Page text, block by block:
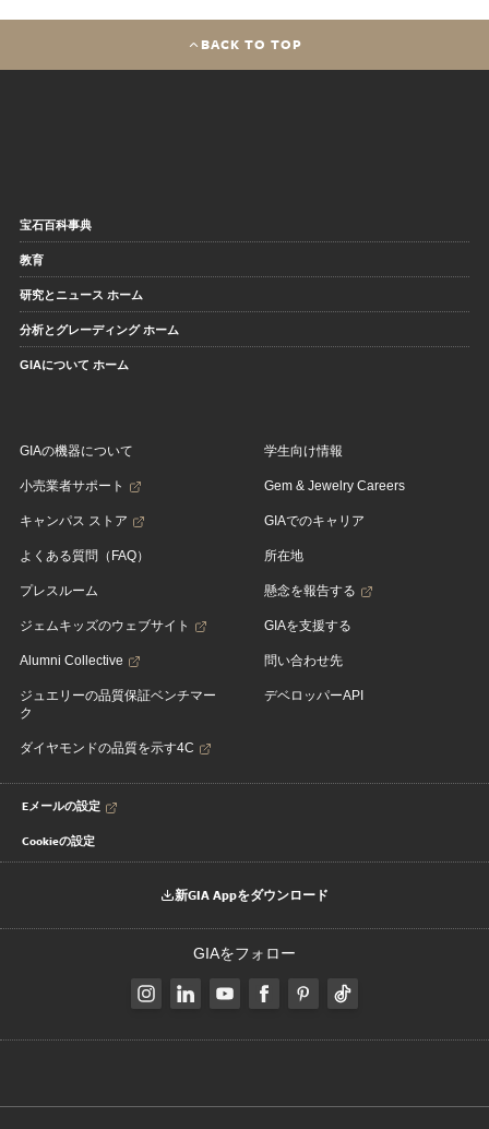
BACK TO TOP
宝石百科事典
教育
研究とニュース ホーム
分析とグレーディング ホーム
GIAについて ホーム
GIAの機器について
小売業者サポート
キャンパス ストア
よくある質問（FAQ）
プレスルーム
ジェムキッズのウェブサイト
Alumni Collective
ジュエリーの品質保証ベンチマー
ク
ダイヤモンドの品質を示す4C
学生向け情報
Gem & Jewelry Careers
GIAでのキャリア
所在地
懸念を報告する
GIAを支援する
問い合わせ先
デベロッパーAPI
Eメールの設定
Cookieの設定
新GIA Appをダウンロード
GIAをフォロー